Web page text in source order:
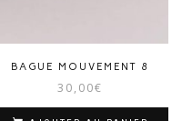
BAGUE MOUVEMENT 8
30,00€